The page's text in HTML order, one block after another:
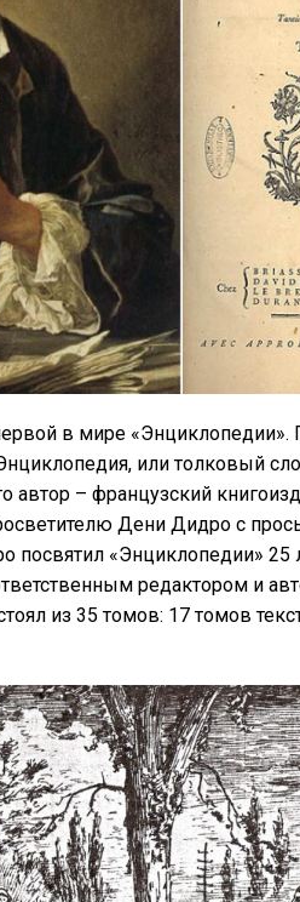
в мире «Энциклопедии».
или толковый
автор – французский
Дени Дидро с
посвятил «Энциклопедии»
редактором и
из 35 томов: 17 томов